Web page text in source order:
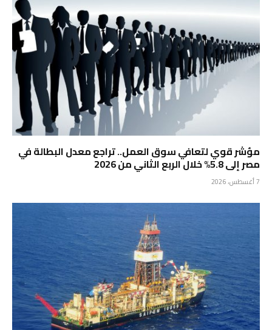
مؤشر قوي لتعافي سوق العمل.. تراجع معدل البطالة في
مصر إلى 5.8% خلال الربع الثاني من 2026
7 أغسطس، 2026